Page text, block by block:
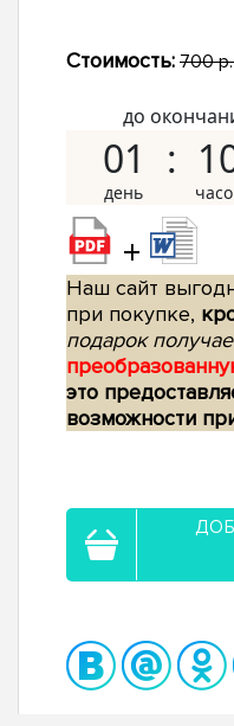
Стоимость: 700
до
01
+
Наш сайт
при покупке,
подарок
это
возможности